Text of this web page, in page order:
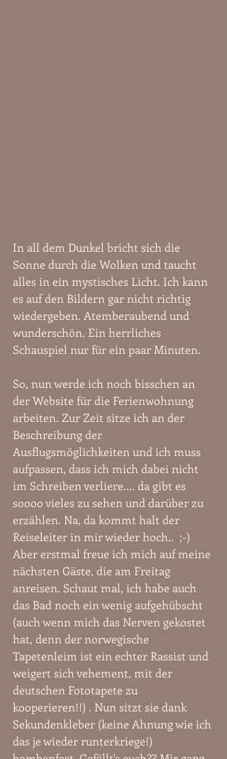
In all dem Dunkel bricht sich die
Sonne durch die Wolken und taucht
alles in ein mystisches Licht. Ich kann
es auf den Bildern gar nicht richtig
wiedergeben. Atemberaubend und
wunderschön. Ein herrliches
Schauspiel nur für ein paar Minuten.
So, nun werde ich noch bisschen an
der Website für die Ferienwohnung
arbeiten. Zur Zeit sitze ich an der
Beschreibung der
Ausflugsmöglichkeiten und ich muss
aufpassen, dass ich mich dabei nicht
im Schreiben verliere.... da gibt es
soooo vieles zu sehen und darüber zu
erzählen. Na, da kommt halt der
Reiseleiter in mir wieder hoch..  ;-)
Aber erstmal freue ich mich auf meine
nächsten Gäste, die am Freitag
anreisen. Schaut mal, ich habe auch
das Bad noch ein wenig aufgehübscht
(auch wenn mich das Nerven gekostet
hat, denn der norwegische
Tapetenleim ist ein echter Rassist und
weigert sich vehement, mit der
deutschen Fototapete zu
kooperieren!!) . Nun sitzt sie dank
Sekundenkleber (keine Ahnung wie ich
das je wieder runterkriege!)